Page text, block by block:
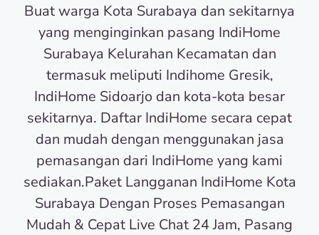
Buat warga Kota Surabaya dan sekitarnya
yang menginginkan pasang IndiHome
Surabaya Kelurahan Kecamatan dan
termasuk meliputi Indihome Gresik,
IndiHome Sidoarjo dan kota-kota besar
sekitarnya. Daftar IndiHome secara cepat
dan mudah dengan menggunakan jasa
pemasangan dari IndiHome yang kami
sediakan.Paket Langganan IndiHome Kota
Surabaya Dengan Proses Pemasangan
Mudah & Cepat Live Chat 24 Jam, Pasang